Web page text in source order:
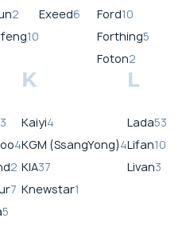
2
10
Exeed6
Ford10
Forthing5
Foton2
4
2
7
5
K
Kaiyi4
KGM (SsangYong)4
KIA37
Knewstar1
L
Lada53
Lifan10
Livan3